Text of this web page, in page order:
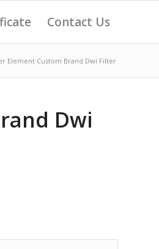
Contact Us
Element Custom Brand Dwi Filter
Dwi